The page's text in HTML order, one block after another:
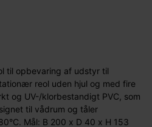
til opbevaring af udstyr til
reol uden hjul og med fire
og UV-/klorbestandigt PVC, som
til vådrum og tåler
Mål: B 200 x D 40 x H 153